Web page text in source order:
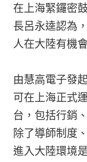
在上海緊鑼密
長呂永逵認為
人在大陸有機
由慧高電子發
可在上海正式
台，包括行銷
除了導師制度
進入大陸環境